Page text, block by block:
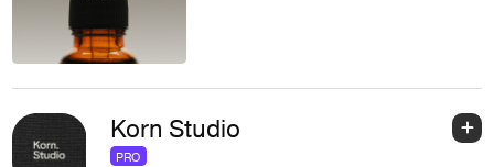
Korn Studio
PRO